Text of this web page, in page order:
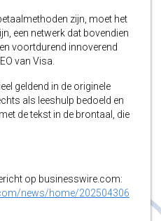
zijn, moet het
een netwerk dat bovendien
voortdurend innoverend
van Visa.
geldend in de originele
als leeshulp bedoeld en
de tekst in de brontaal, die
op businesswire.com:
news/home/202504306